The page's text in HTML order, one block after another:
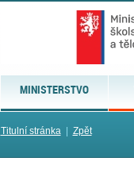
MINISTERSTVO
Titulní stránka| Zpět